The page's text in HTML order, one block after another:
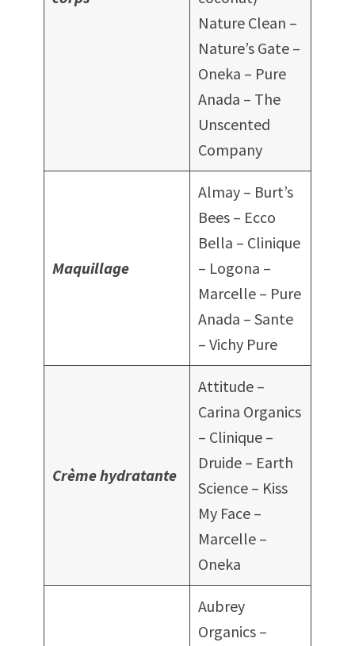
Nature Clean –
Nature’s Gate –
Oneka – Pure
Anada – The
Unscented
Company
Maquillage
Almay – Burt’s
Bees – Ecco
Bella – Clinique
– Logona –
Marcelle – Pure
Anada – Sante
– Vichy Pure
Crème hydratante
Attitude –
Carina Organics
– Clinique –
Druide – Earth
Science – Kiss
My Face –
Marcelle –
Oneka
Aubrey
Organics –